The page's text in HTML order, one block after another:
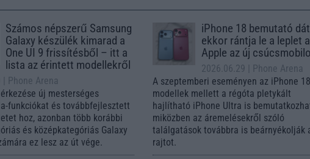
Számos népszerű Samsung
Galaxy készülék kimarad a
One UI 9 frissítésből – itt a
lista az érintett modellekről
| Phone Arena
új mesterséges
funkciókat és továbbfejlesztett
hoz, azonban több korábbi
és középkategóriás Galaxy
ez lesz az út vége.
iPhone 18 bemutató
ekkor rántja le a leplet
Apple az új
2026.06.29
| Phone Arena
A szeptemberi eseményen az iPhone
modellek mellett a régóta pletykált
hajlítható iPhone Ultra is
miközben az áremelésekről szóló
találgatások továbbra is beárnyékolják
rajtot.